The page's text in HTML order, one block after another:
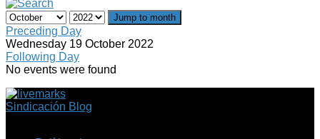
Jump to month
Preceding Day
Wednesday 19 October 2022
Following Day
No events were found
Sindicación Blog